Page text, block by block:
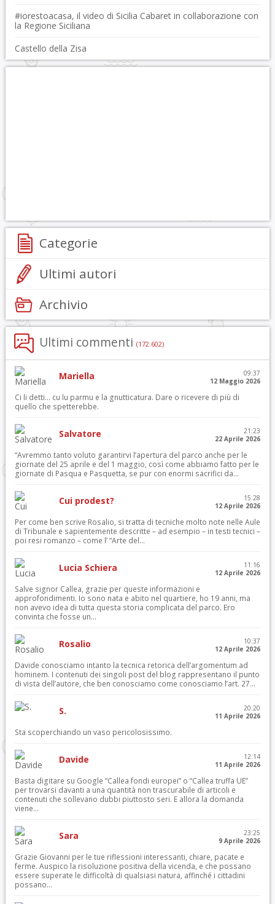
#iorestoacasa, il video di Sicilia Cabaret in collaborazione con
la Regione Siciliana
Castello della Zisa
Categorie
Ultimi autori
Archivio
Ultimi commenti (172.602)
Mariella
09:37
12 Maggio 2026
Ci li detti… cu lu parmu e la gnutticatura. Dare o ricevere di più di
quello che spetterebbe.
Salvatore
21:23
22 Aprile 2026
“Avremmo tanto voluto garantirvi l’apertura del parco anche per le
giornate del 25 aprile e del 1 maggio, così come abbiamo fatto per le
giornate di Pasqua e Pasquetta, se pur con enormi sacrifici da...
Cui prodest?
15:28
12 Aprile 2026
Per come ben scrive Rosalio, si tratta di tecniche molto note nelle Aule
di Tribunale e sapientemente descritte – ad esempio – in testi tecnici –
poi resi romanzo – come l’ “Arte del...
Lucia Schiera
11:16
12 Aprile 2026
Salve signor Callea, grazie per queste informazioni e
approfondimenti. Io sono nata e abito nel quartiere, ho 19 anni, ma
non avevo idea di tutta questa storia complicata del parco. Ero
convinta che fosse un...
Rosalio
10:37
12 Aprile 2026
Davide conosciamo intanto la tecnica retorica dell’argomentum ad
hominem. I contenuti dei singoli post del blog rappresentano il punto
di vista dell’autore, che ben conosciamo come conosciamo l’art. 27...
S.
20:20
11 Aprile 2026
Sta scoperchiando un vaso pericolosissimo.
Davide
12:14
11 Aprile 2026
Basta digitare su Google “Callea fondi europei” o “Callea truffa UE”
per trovarsi davanti a una quantità non trascurabile di articoli e
contenuti che sollevano dubbi piuttosto seri. E allora la domanda
viene...
Sara
23:25
9 Aprile 2026
Grazie Giovanni per le tue riflessioni interessanti, chiare, pacate e
ferme. Auspico la risoluzione positiva della vicenda, e che possano
essere superate le difficoltà di qualsiasi natura, affinché i cittadini
possano...